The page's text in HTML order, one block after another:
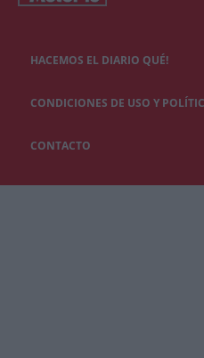
HACEMOS EL DIARIO QUÉ!
CONDICIONES DE USO Y
CONTACTO